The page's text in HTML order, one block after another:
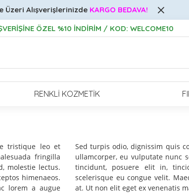
Üzeri Alışverişlerinizde KARGO BEDAVA!
ÖZEL %10 İNDİRİM / KOD: WELCOME10
RENKLI KOZMETIK
tristique leo et
fringilla
molestie lectus.
himenaeos.
lorem a augue
Sed turpis odio, dignissim quis
ullamcorper, eu vulputate nunc
tincidunt, posuere elit in,
scelerisque eu congue velit.
at. Ut non elit eget ex venenatis